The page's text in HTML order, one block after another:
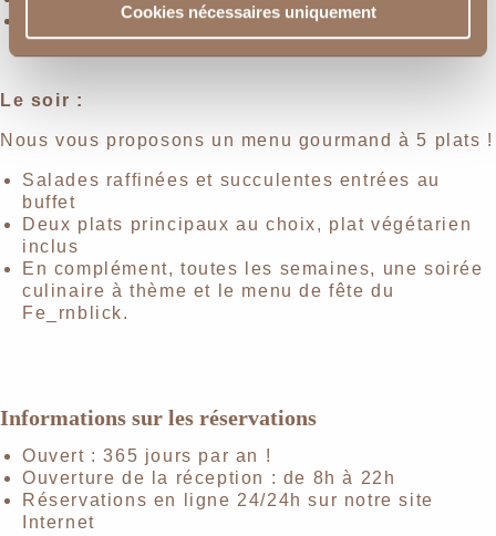
Cookies nécessaires uniquement
Gâteaux maison
Le soir :
Nous vous proposons un menu gourmand à 5 plats !
Salades raffinées et succulentes entrées au
buffet
Deux plats principaux au choix, plat végétarien
inclus
En complément, toutes les semaines, une soirée
culinaire à thème et le menu de fête du
Fe_rnblick.
Informations sur les réservations
Ouvert : 365 jours par an !
Ouverture de la réception : de 8h à 22h
Réservations en ligne 24/24h sur notre site
Internet